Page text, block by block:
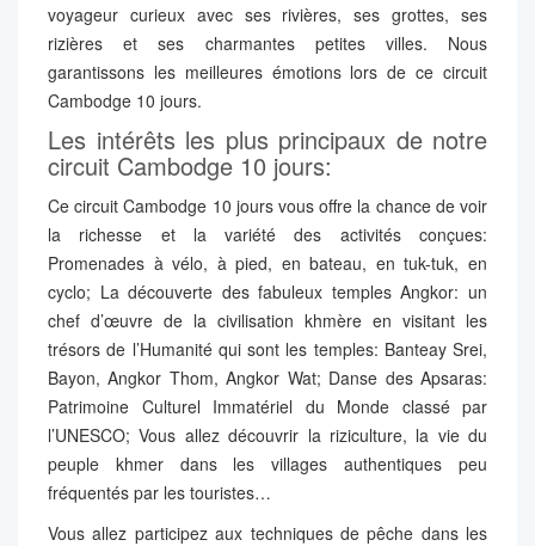
voyageur curieux avec ses rivières, ses grottes, ses
rizières et ses charmantes petites villes. Nous
garantissons les meilleures émotions lors de ce circuit
Cambodge 10 jours.
Les intérêts les plus principaux de notre
circuit Cambodge 10 jours:
Ce circuit Cambodge 10 jours vous offre la chance de voir
la richesse et la variété des activités conçues:
Promenades à vélo, à pied, en bateau, en tuk-tuk, en
cyclo; La découverte des fabuleux temples Angkor: un
chef d’œuvre de la civilisation khmère en visitant les
trésors de l’Humanité qui sont les temples: Banteay Srei,
Bayon, Angkor Thom, Angkor Wat; Danse des Apsaras:
Patrimoine Culturel Immatériel du Monde classé par
l’UNESCO; Vous allez découvrir la riziculture, la vie du
peuple khmer dans les villages authentiques peu
fréquentés par les touristes…
Vous allez participez aux techniques de pêche dans les